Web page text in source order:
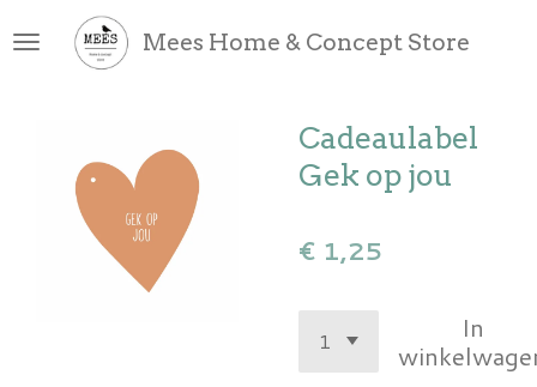
direct
Mees Home & Concept Store
Cadeaulabel
Gek op jou
€ 1,25
In